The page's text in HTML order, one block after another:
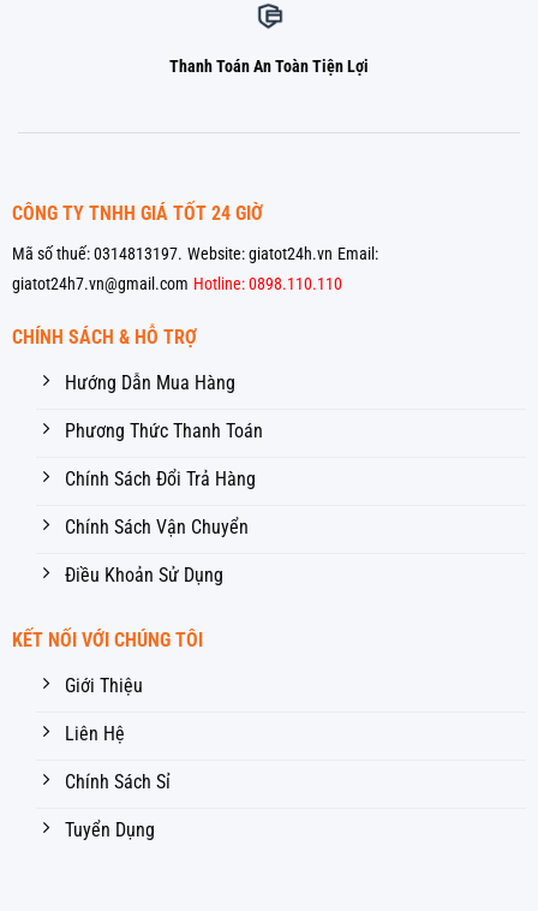
Thanh Toán An Toàn Tiện Lợi
CÔNG TY TNHH GIÁ TỐT 24 GIỜ
Mã số thuế: 0314813197. Website: giatot24h.vn Email:
giatot24h7.vn@gmail.com Hotline: 0898.110.110
CHÍNH SÁCH & HỖ TRỢ
Hướng Dẫn Mua Hàng
Phương Thức Thanh Toán
Chính Sách Đổi Trả Hàng
Chính Sách Vận Chuyển
Điều Khoản Sử Dụng
KẾT NỐI VỚI CHÚNG TÔI
Giới Thiệu
Liên Hệ
Chính Sách Sỉ
Tuyển Dụng